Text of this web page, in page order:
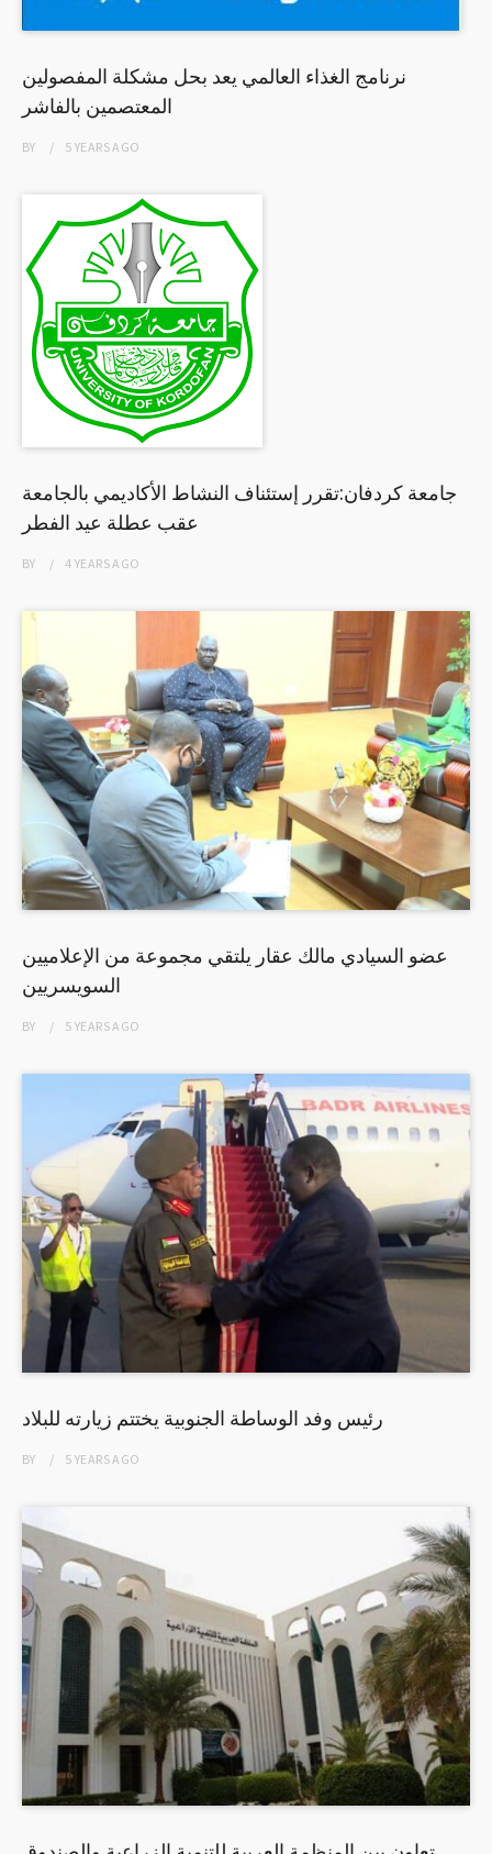
نرنامج الغذاء العالمي يعد بحل مشكلة المفصولين
المعتصمين بالفاشر
BY 5 YEARSAGO
جامعة كردفان:تقرر إستئناف النشاط الأكاديمي بالجامعة
عقب عطلة عيد الفطر
BY 4 YEARSAGO
عضو السيادي مالك عقار يلتقي مجموعة من الإعلاميين
السويسريين
BY 5 YEARSAGO
رئيس وفد الوساطة الجنوبية يختتم زيارته للبلاد
BY 5 YEARSAGO